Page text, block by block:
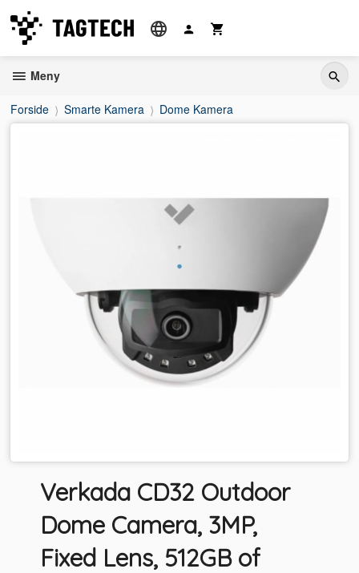
innholdet
Meny
Forside Smarte Kamera Dome Kamera
Verkada CD32 Outdoor
Dome Camera, 3MP,
Fixed Lens, 512GB of